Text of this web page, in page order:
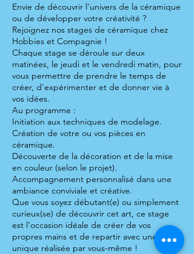
Envie de découvrir l'univers de la céramique
ou de développer votre créativité ?
Rejoignez nos stages de céramique chez
Hobbies et Compagnie !
Chaque stage se déroule sur deux
matinées, le jeudi et le vendredi matin, pour
vous permettre de prendre le temps de
créer, d'expérimenter et de donner vie à
vos idées.
Au programme :
Initiation aux techniques de modelage.
Création de votre ou vos pièces en
céramique.
Découverte de la décoration et de la mise
en couleur (selon le projet).
Accompagnement personnalisé dans une
ambiance conviviale et créative.
Que vous soyez débutant(e) ou simplement
curieux(se) de découvrir cet art, ce stage
est l'occasion idéale de créer de vos
propres mains et de repartir avec une pièce
unique réalisée par vous-même !